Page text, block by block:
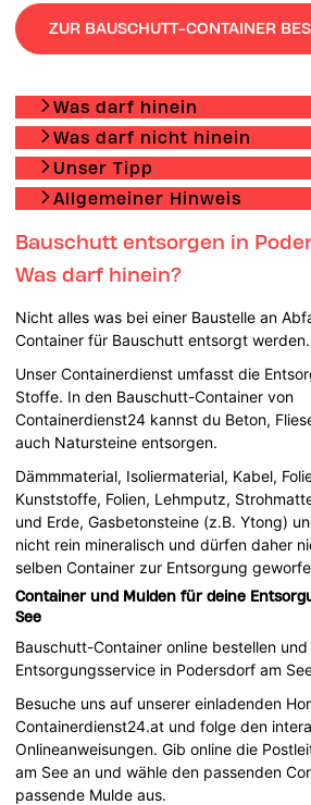
ZUR BAUSCHUTT-CONTAINER
Was darf hinein
Was darf nicht hinein
Unser Tipp
Allgemeiner Hinweis
Bauschutt entsorgen in
Was darf hinein?
Nicht alles was bei einer Baustelle an
Container für Bauschutt entsorgt werden.
Unser Containerdienst umfasst die
Stoffe. In den Bauschutt-Container von
Containerdienst24 kannst du Beton,
auch Natursteine entsorgen.
Dämmmaterial, Isoliermaterial, Kabel,
Kunststoffe, Folien, Lehmputz,
und Erde, Gasbetonsteine (z.B. Ytong)
nicht rein mineralisch und dürfen daher
selben Container zur Entsorgung
Container und Mulden für deine
See
Bauschutt-Container online bestellen
Entsorgungsservice in Podersdorf am
Besuche uns auf unserer einladenden
Containerdienst24.at und folge den
Onlineanweisungen. Gib online die
am See an und wähle den passenden
passende Mulde aus.